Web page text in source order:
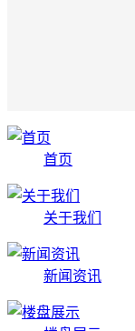
首页
关于我们
新闻资讯